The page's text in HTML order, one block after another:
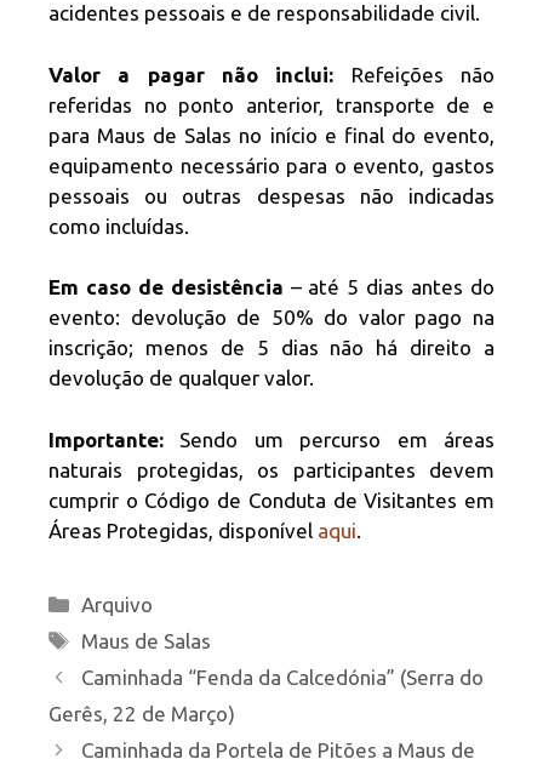
acidentes pessoais e de responsabilidade civil.
Valor a pagar não inclui: Refeições não
referidas no ponto anterior, transporte de e
para Maus de Salas no início e final do evento,
equipamento necessário para o evento, gastos
pessoais ou outras despesas não indicadas
como incluídas.
Em caso de desistência – até 5 dias antes do
evento: devolução de 50% do valor pago na
inscrição; menos de 5 dias não há direito a
devolução de qualquer valor.
Importante: Sendo um percurso em áreas
naturais protegidas, os participantes devem
cumprir o Código de Conduta de Visitantes em
Áreas Protegidas, disponível aqui
Categorias
Arquivo
Etiquetas
Maus de Salas
Caminhada “Fenda da Calcedónia” (Serra do
Gerês, 22 de Março)
Caminhada da Portela de Pitões a Maus de